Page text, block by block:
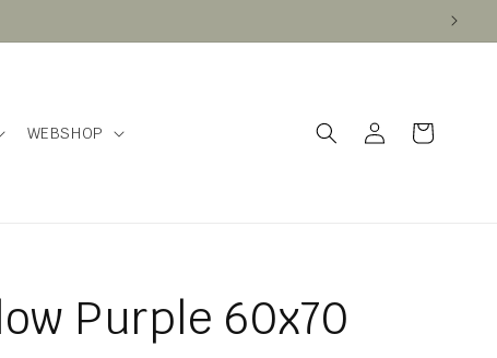
WEBSHOP Inloggen
Winkelwagen
Purple 60x70